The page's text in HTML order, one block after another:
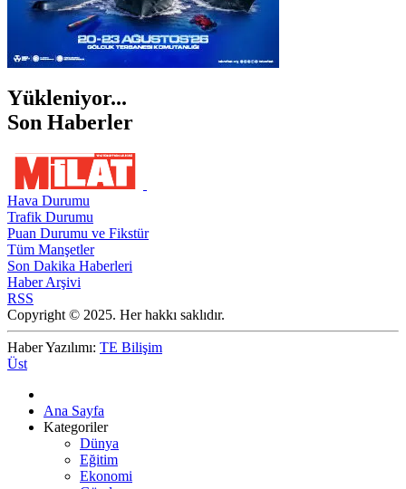
Yükleniyor...
Son Haberler
Hava Durumu
Trafik Durumu
Puan Durumu ve Fikstür
Tüm Manşetler
Son Dakika Haberleri
Haber Arşivi
RSS
Copyright © 2025. Her hakkı saklıdır.
Haber Yazılımı: TE Bilişim
Üst
Ana Sayfa
Kategoriler
Dünya
Eğitim
Ekonomi